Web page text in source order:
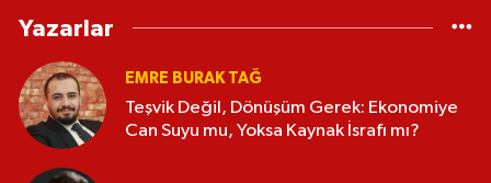
Yazarlar
EMRE BURAK TAĞ
Teşvik Değil, Dönüşüm Gerek: Ekonomiye
Can Suyu mu, Yoksa Kaynak İsrafı mı?